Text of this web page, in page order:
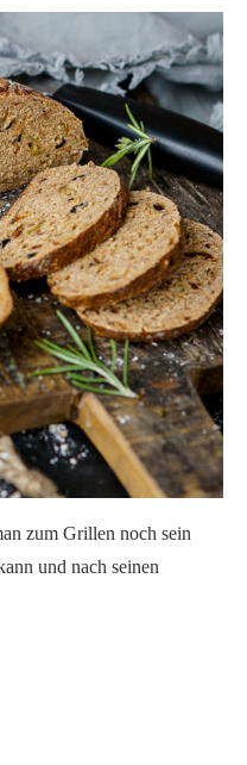
zum Grillen noch sein
und nach seinen